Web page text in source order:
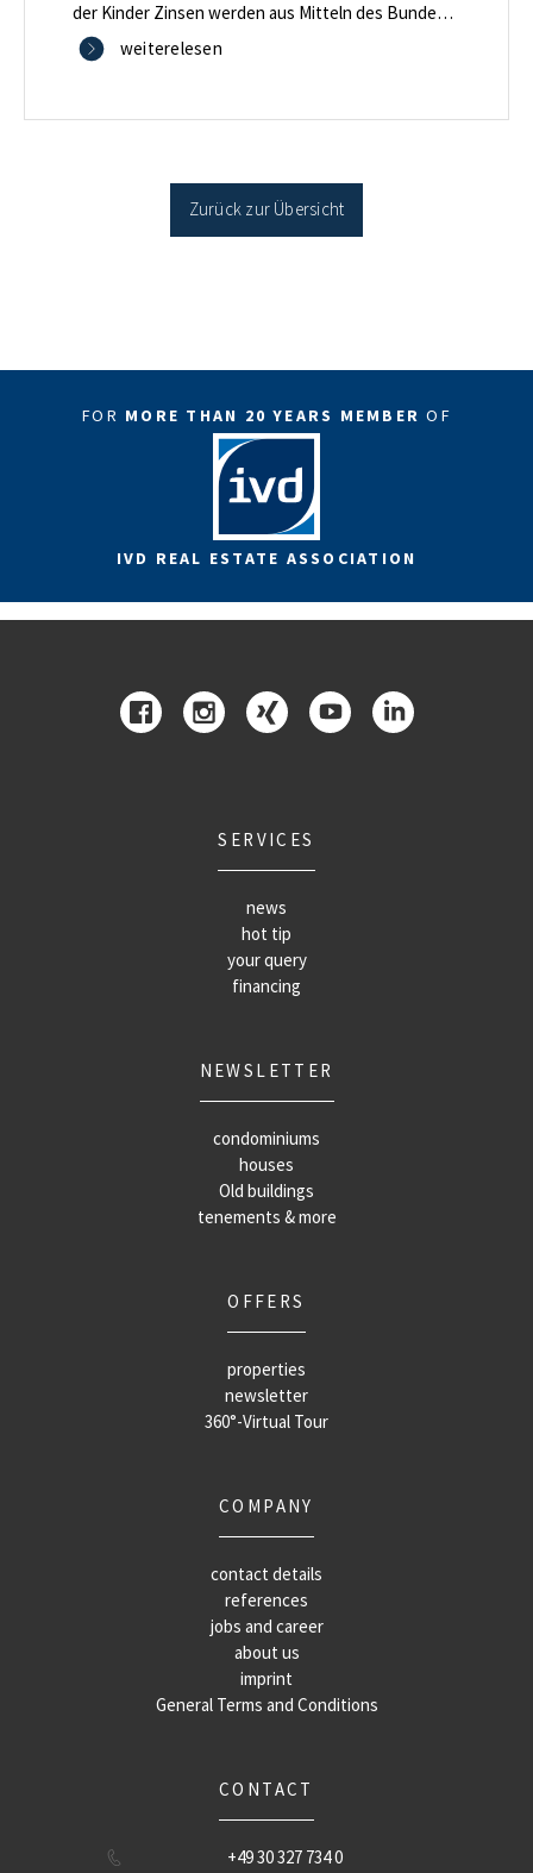
der Kinder Zinsen werden aus Mitteln des Bundes
verbilligt: Heutiger Zins bei 0,53 Prozent effektiv bei
Antragstellende verpflichten sich zu energetischer
Sanierung in Einzelmaßnahmen […]
weiterelesen
Zurück zur Übersicht
FOR MORE THAN 20 YEARS MEMBEROF
IVD REAL ESTATE ASSOCIATION
SERVICES
news
hot tip
your query
financing
NEWSLETTER
condominiums
houses
Old buildings
tenements & more
OFFERS
properties
newsletter
360°-Virtual Tour
COMPANY
contact details
references
jobs and career
about us
imprint
General Terms and Conditions
CONTACT
+49 30 327 734 0